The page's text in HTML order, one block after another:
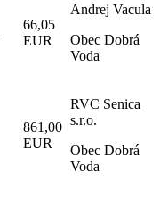
66,05
EUR
Andrej Vacula
Obec Dobrá
Voda
861,00
EUR
RVC Senica
s.r.o.
Obec Dobrá
Voda